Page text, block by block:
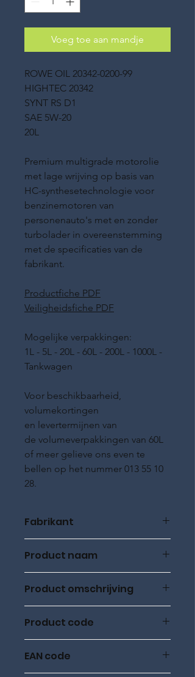
Voeg toe aan mandje
ROWE OIL 20342-0200-99
HIGHTEC 20342
SYNT RS D1
SAE 5W-20
20L
Premium multigrade motorolie
met lage wrijving op basis van
HC-synthesetechnologie voor
benzinemotoren van
personenauto's met en zonder
turbolader in overeenstemming
met de specificaties van de
fabrikant.
Productfiche PDF
Veiligheidsfiche PDF
Mogelijke verpakkingen:
1L - 5L - 20L - 60L - 200L - 1000L -
Tankwagen
Voor beschikbaarheid,
volumekortingen
en levertermijnen van
de volumeverpakkingen van 60L
of meer gelieve ons even te
bellen op het nummer 013 55 10
28.
Fabrikant
Product naam
Product omschrijving
Product code
EAN code